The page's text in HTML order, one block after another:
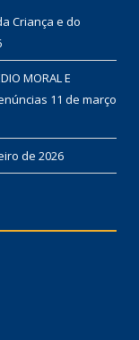
Criança e do
MORAL E
11 de março
de 2026